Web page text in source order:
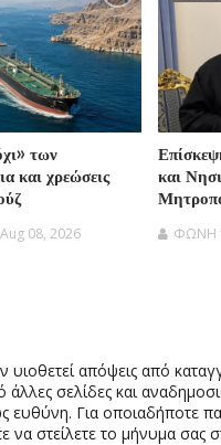
των
και χρεώσεις
Aug 08, 2026
και
ΦΩΝΗ
απόψεις από
άλλες σελίδες και
Για οποιαδήποτε
να στείλετε το μήνυμα σας